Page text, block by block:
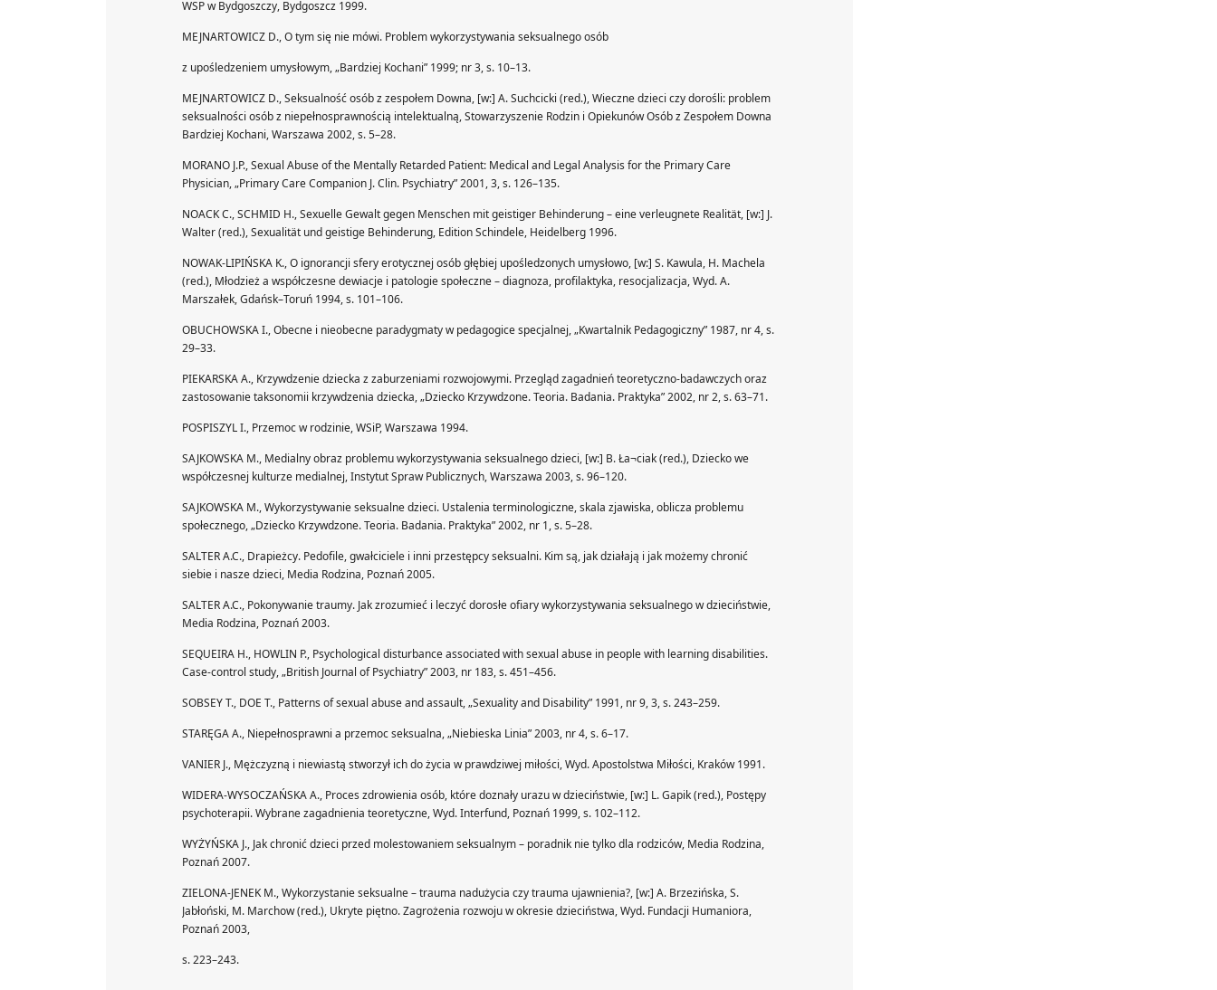
WSP w Bydgoszczy, Bydgoszcz 1999.
MEJNARTOWICZ D., O tym się nie mówi. Problem wykorzystywania seksualnego osób
z upośledzeniem umysłowym, „Bardziej Kochani” 1999; nr 3, s. 10–13.
MEJNARTOWICZ D., Seksualność osób z zespołem Downa, [w:] A. Suchcicki (red.), Wieczne dzieci czy dorośli: problem
seksualności osób z niepełnosprawnością intelektualną, Stowarzyszenie Rodzin i Opiekunów Osób z Zespołem Downa
Bardziej Kochani, Warszawa 2002, s. 5–28.
MORANO J.P., Sexual Abuse of the Mentally Retarded Patient: Medical and Legal Analysis for the Primary Care
Physician, „Primary Care Companion J. Clin. Psychiatry” 2001, 3, s. 126–135.
NOACK C., SCHMID H., Sexuelle Gewalt gegen Menschen mit geistiger Behinderung – eine verleugnete Realität, [w:] J.
Walter (red.), Sexualität und geistige Behinderung, Edition Schindele, Heidelberg 1996.
NOWAK-LIPIŃSKA K., O ignorancji sfery erotycznej osób głębiej upośledzonych umysłowo, [w:] S. Kawula, H. Machela
(red.), Młodzież a współczesne dewiacje i patologie społeczne – diagnoza, profilaktyka, resocjalizacja, Wyd. A.
Marszałek, Gdańsk–Toruń 1994, s. 101–106.
OBUCHOWSKA I., Obecne i nieobecne paradygmaty w pedagogice specjalnej, „Kwartalnik Pedagogiczny” 1987, nr 4, s.
29–33.
PIEKARSKA A., Krzywdzenie dziecka z zaburzeniami rozwojowymi. Przegląd zagadnień teoretyczno-badawczych oraz
zastosowanie taksonomii krzywdzenia dziecka, „Dziecko Krzywdzone. Teoria. Badania. Praktyka” 2002, nr 2, s. 63–71.
POSPISZYL I., Przemoc w rodzinie, WSiP, Warszawa 1994.
SAJKOWSKA M., Medialny obraz problemu wykorzystywania seksualnego dzieci, [w:] B. Ła¬ciak (red.), Dziecko we
współczesnej kulturze medialnej, Instytut Spraw Publicznych, Warszawa 2003, s. 96–120.
SAJKOWSKA M., Wykorzystywanie seksualne dzieci. Ustalenia terminologiczne, skala zjawiska, oblicza problemu
społecznego, „Dziecko Krzywdzone. Teoria. Badania. Praktyka” 2002, nr 1, s. 5–28.
SALTER A.C., Drapieżcy. Pedofile, gwałciciele i inni przestępcy seksualni. Kim są, jak działają i jak możemy chronić
siebie i nasze dzieci, Media Rodzina, Poznań 2005.
SALTER A.C., Pokonywanie traumy. Jak zrozumieć i leczyć dorosłe ofiary wykorzystywania seksualnego w dzieciństwie,
Media Rodzina, Poznań 2003.
SEQUEIRA H., HOWLIN P., Psychological disturbance associated with sexual abuse in people with learning disabilities.
Case-control study, „British Journal of Psychiatry” 2003, nr 183, s. 451–456.
SOBSEY T., DOE T., Patterns of sexual abuse and assault, „Sexuality and Disability” 1991, nr 9, 3, s. 243–259.
STARĘGA A., Niepełnosprawni a przemoc seksualna, „Niebieska Linia” 2003, nr 4, s. 6–17.
VANIER J., Mężczyzną i niewiastą stworzył ich do życia w prawdziwej miłości, Wyd. Apostolstwa Miłości, Kraków 1991.
WIDERA-WYSOCZAŃSKA A., Proces zdrowienia osób, które doznały urazu w dzieciństwie, [w:] L. Gapik (red.), Postępy
psychoterapii. Wybrane zagadnienia teoretyczne, Wyd. Interfund, Poznań 1999, s. 102–112.
WYŻYŃSKA J., Jak chronić dzieci przed molestowaniem seksualnym – poradnik nie tylko dla rodziców, Media Rodzina,
Poznań 2007.
ZIELONA-JENEK M., Wykorzystanie seksualne – trauma nadużycia czy trauma ujawnienia?, [w:] A. Brzezińska, S.
Jabłoński, M. Marchow (red.), Ukryte piętno. Zagrożenia rozwoju w okresie dzieciństwa, Wyd. Fundacji Humaniora,
Poznań 2003,
s. 223–243.